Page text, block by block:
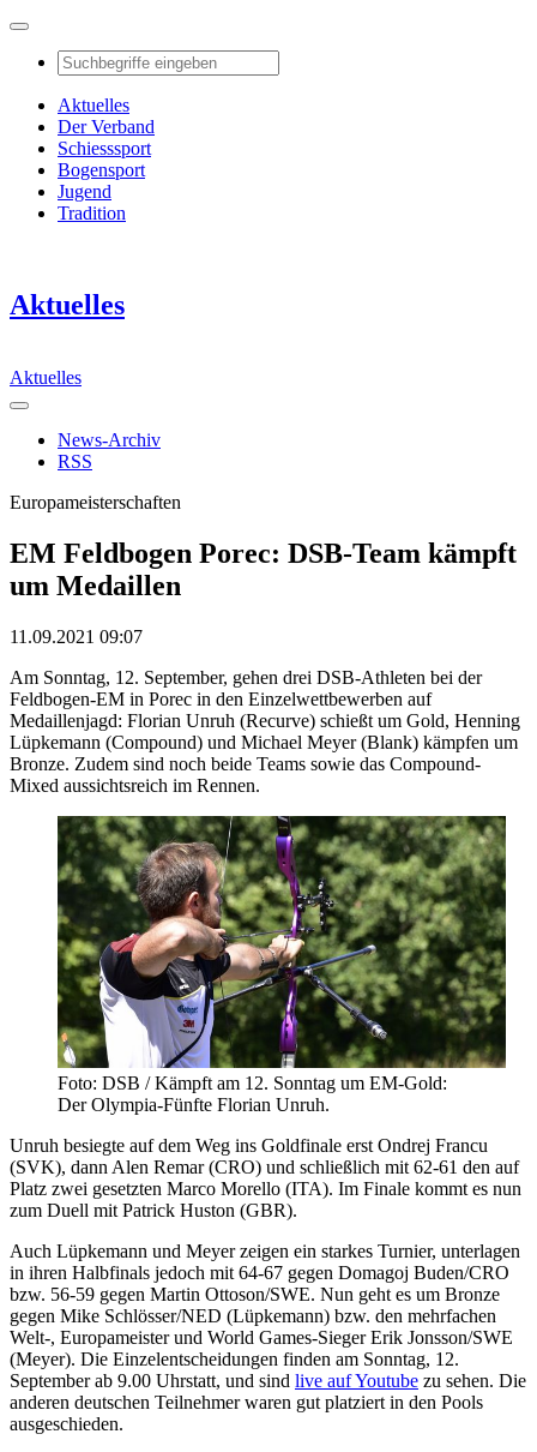
Aktuelles
Der Verband
Schiesssport
Bogensport
Jugend
Tradition
Aktuelles
Aktuelles
News-Archiv
RSS
Europameisterschaften
EM Feldbogen Porec: DSB-Team kämpft
um Medaillen
11.09.2021 09:07
Am Sonntag, 12. September, gehen drei DSB-Athleten bei der
Feldbogen-EM in Porec in den Einzelwettbewerben auf
Medaillenjagd: Florian Unruh (Recurve) schießt um Gold, Henning
Lüpkemann (Compound) und Michael Meyer (Blank) kämpfen um
Bronze. Zudem sind noch beide Teams sowie das Compound-
Mixed aussichtsreich im Rennen.
Foto: DSB / Kämpft am 12. Sonntag um EM-Gold:
Der Olympia-Fünfte Florian Unruh.
Unruh besiegte auf dem Weg ins Goldfinale erst Ondrej Francu
(SVK), dann Alen Remar (CRO) und schließlich mit 62-61 den auf
Platz zwei gesetzten Marco Morello (ITA). Im Finale kommt es nun
zum Duell mit Patrick Huston (GBR).
Auch Lüpkemann und Meyer zeigen ein starkes Turnier, unterlagen
in ihren Halbfinals jedoch mit 64-67 gegen Domagoj Buden/CRO
bzw. 56-59 gegen Martin Ottoson/SWE. Nun geht es um Bronze
gegen Mike Schlösser/NED (Lüpkemann) bzw. den mehrfachen
Welt-, Europameister und World Games-Sieger Erik Jonsson/SWE
(Meyer). Die Einzelentscheidungen finden am Sonntag, 12.
September ab 9.00 Uhrstatt, und sind live auf Youtube zu sehen. Die
anderen deutschen Teilnehmer waren gut platziert in den Pools
ausgeschieden.